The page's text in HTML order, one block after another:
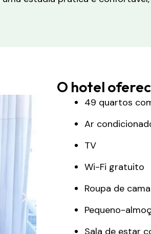
O hotel
49 quartos
Ar
TV
Wi-Fi gratuito
Roupa de
Pequeno-